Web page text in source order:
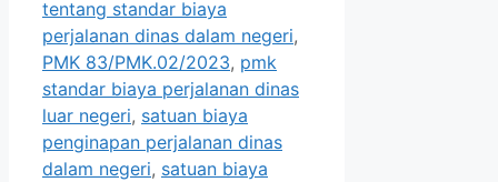
tentang standar biaya
perjalanan dinas dalam negeri,
PMK 83/PMK.02/2023, pmk
standar biaya perjalanan dinas
luar negeri, satuan biaya
penginapan perjalanan dinas
dalam negeri, satuan biaya